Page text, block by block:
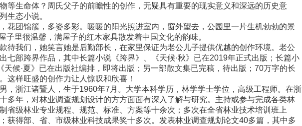
等生命体？周氏父子的前瞻性的创作，无疑具有重要的现实意义和深远的历史意
生态小说。
花团锦簇，多姿多彩。暖暖的阳光照进室内，窗外望去，公园里一片生机勃勃的景
子里很温馨，满屋子的红木家具散发着中国文化的韵味。
待我们，她笑言她是后勤部长，在家里保证为老公儿子提供优越的创作环境。老公
七部跨界作品，其中长篇小说《跨界》、《天候·秋》已在2019年正式出版；长篇小
天候·夏》已在出版社编排，即将出版；另一部散文集已完稿，待出版；70万字的长
这样旺盛的创作力让人惊叹和欣喜！
，浙江诸暨人，生于1960年7月。大学本科学历，林学学士学位，高级工程师。在浙
多年，对林业调查规划设计的方方面面有深入了解与研究。主持或参与完成各类林
省级林业专业规程、规范、标准、方案等十余次；多次在全省林业技术培训班上
获得部、省、市级林业科技成果奖十多次。发表林业调查规划论文40多篇，其中多